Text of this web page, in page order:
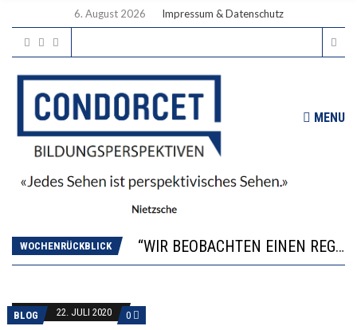
6. August 2026 Impressum & Datenschutz
MENU
WOCHENRÜCKBLICK
“WIR BEOBACHTEN EINEN REGELRECHTEN STURZFLUG BEI DEN LERNLEISTUNGEN”
DIE VERSTÄRKTE HARMONISIERUNG IM SCHULWESEN VERRINGERT DAS INNOVATIONSPOTENZIAL
BLOG 22. JULI 2020 0